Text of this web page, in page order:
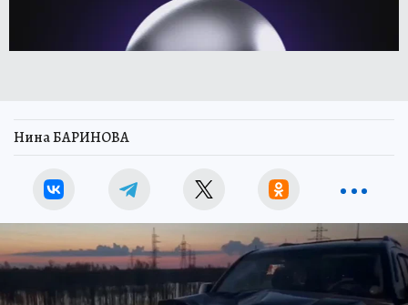
Нина БАРИНОВА